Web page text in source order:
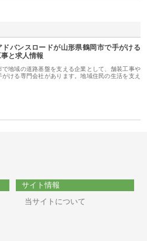
ドバンスロードが山形県鶴岡市で手がける
と求人情報
で地域の道路基盤を支える企業として、舗装工事や
がける専門会社があります。地域住民の生活を支え
サイト情報
当サイトについて